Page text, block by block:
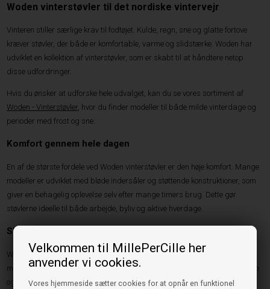
Velkommen til MillePerCille her
anvender vi cookies.
Vores hjemmeside sætter cookies for at opnår en funktionel
Woden vinterstøvler til det nordiske vintervejr
Vinteren stiller særlige krav til fodtøjet. Kulde, regn, sne og glatte fortove
kræver støvler, der både er komfortable, varme og slidstærke. Woden har
udviklet en kollektion af vinterstøvler, som er skabt til at håndtere netop
disse udfordringer.
Hvis du ønsker at udforske hele udvalget, kan du se vores sortiment af
Woden - Vinterstøvler , hvor du finder modeller til både milde vinterdage og
perioder med frost og sne.
Komfort gennem hele dagen
En af de største fordele ved Woden vinterstøvler er den høje komfort. Mange
modeller er udviklet med bløde indersåler og støttende konstruktioner, som
giver en behagelig oplevelse selv efter mange timers brug. Dette gør
støvlerne ideelle til både arbejde, byliv og aktive hverdage.
Skandinavisk design med fokus på funktion
Woden er kendt for deres minimalistiske designfilosofi. De rene linjer og
moderne detaljer gør vinterstøvlerne nemme at style med både afslappede
og mere elegante outfits. Resultatet er støvler, der fungerer lige så godt til